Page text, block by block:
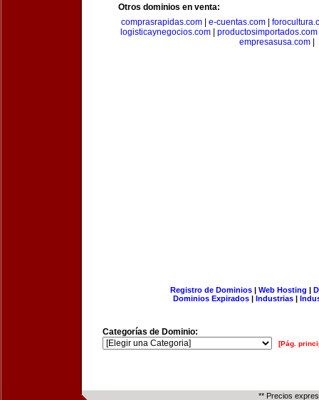
Otros dominios en venta:
comprasrapidas.com
e-cuentas.com
logisticaynegocios.com
productosimportados.com
empresasusa.com
Registro de Dominios| Web Hosting |
Dominios Expirados | Industrias |
Categorías de Dominio:
[Pág.
** Precios